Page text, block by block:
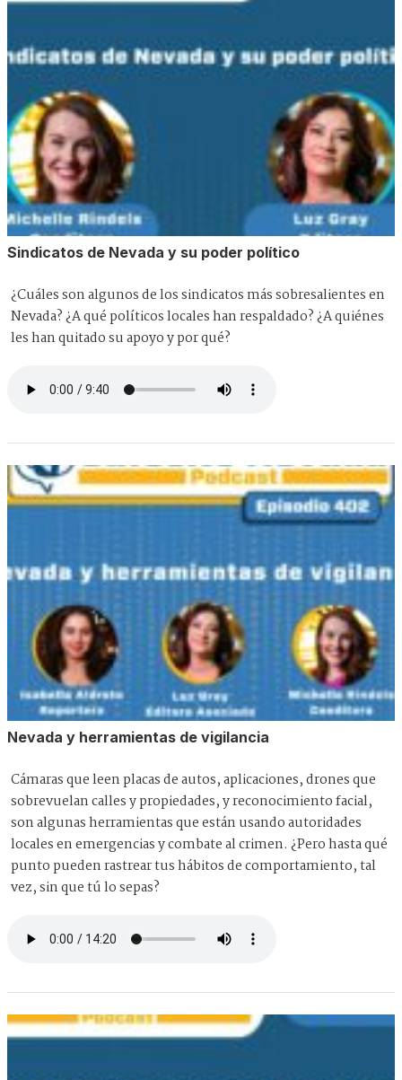
Sindicatos de Nevada y su poder político
¿Cuáles son algunos de los sindicatos más sobresalientes en
Nevada? ¿A qué políticos locales han respaldado? ¿A quiénes
les han quitado su apoyo y por qué?
Nevada y herramientas de vigilancia
Cámaras que leen placas de autos, aplicaciones, drones que
sobrevuelan calles y propiedades, y reconocimiento facial,
son algunas herramientas que están usando autoridades
locales en emergencias y combate al crimen. ¿Pero hasta qué
punto pueden rastrear tus hábitos de comportamiento, tal
vez, sin que tú lo sepas?